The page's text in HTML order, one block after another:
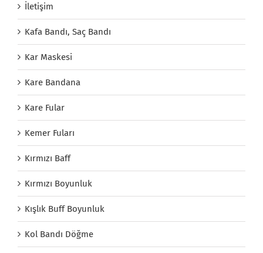
İletişim
Kafa Bandı, Saç Bandı
Kar Maskesi
Kare Bandana
Kare Fular
Kemer Fuları
Kırmızı Baff
Kırmızı Boyunluk
Kışlık Buff Boyunluk
Kol Bandı Döğme